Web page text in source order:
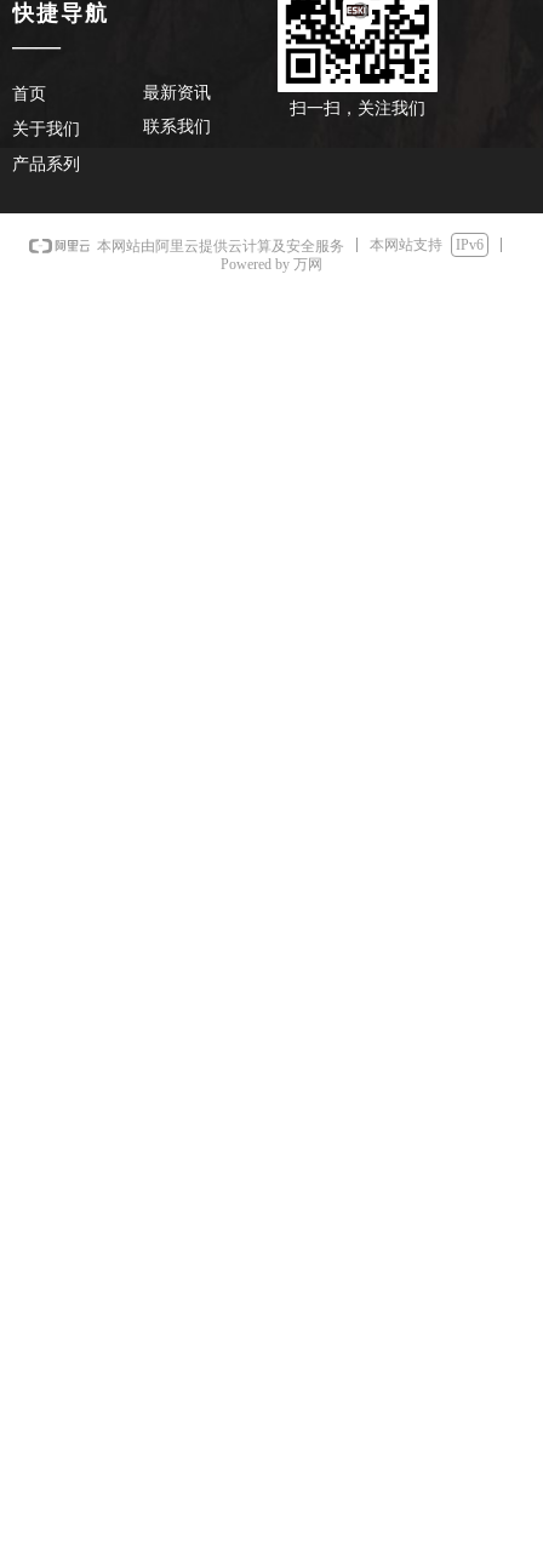
快捷导航
——
首页
关于我们
产品系列
最新资讯
联系我们
扫一扫，关注我们
本网站由阿里云提供云计算及安全服务 本网站支持
IPv6
Powered by 万网